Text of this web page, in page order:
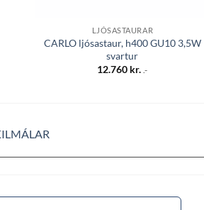
LJÓSASTAURAR
CARLO ljósastaur, h400 GU10 3,5W
svartur
12.760 kr. .-